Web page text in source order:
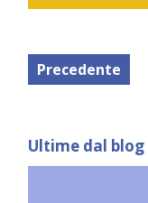
Precedente
Ultime dal blog